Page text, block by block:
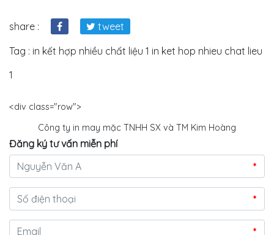
share :
tweet
Tag : in kết hợp nhiều chất liệu 1 in ket hop nhieu chat lieu
1
<div class="row">
Công ty in may mặc TNHH SX và TM Kim Hoàng
Đăng ký tư vấn miễn phí
*
*
*